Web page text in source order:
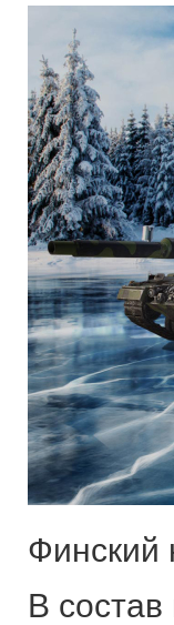
Финский
В состав